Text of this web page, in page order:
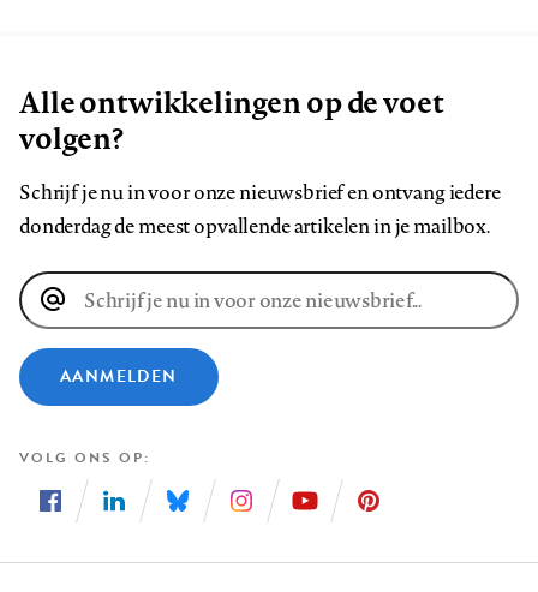
Alle ontwikkelingen op de voet
volgen?
Schrijf je nu in voor onze nieuwsbrief en ontvang iedere
donderdag de meest opvallende artikelen in je mailbox.
E-
mailadres
AANMELDEN
VOLG ONS OP
ons
ons
ons
ons
ons
ons